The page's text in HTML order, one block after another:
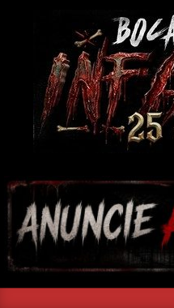
DO
INFERNO